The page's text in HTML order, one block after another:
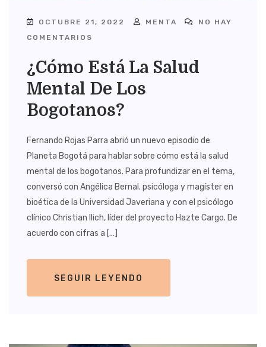
OCTUBRE 21, 2022 MENTA
NO HAY
COMENTARIOS
¿Cómo Está La Salud
Mental De Los
Bogotanos?
Fernando Rojas Parra abrió un nuevo episodio de
Planeta Bogotá para hablar sobre cómo está la salud
mental de los bogotanos. Para profundizar en el tema,
conversó con Angélica Bernal. psicóloga y magíster en
bioética de la Universidad Javeriana y con el psicólogo
clínico Christian Ilich, líder del proyecto Hazte Cargo. De
acuerdo con cifras a […]
SEGUIR LEYENDO